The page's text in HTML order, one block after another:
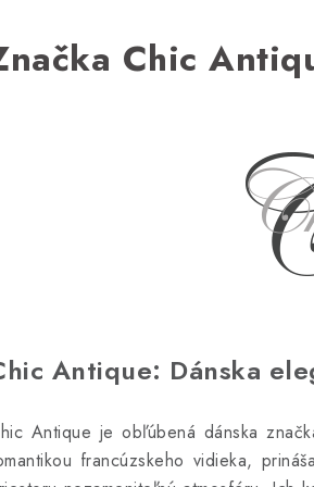
Chic
Antique: Dánska
Antique je obľúbená dánska
francúzskeho vidieka,